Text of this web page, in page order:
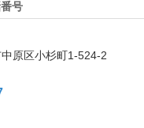
号
原区小杉町1-524-2